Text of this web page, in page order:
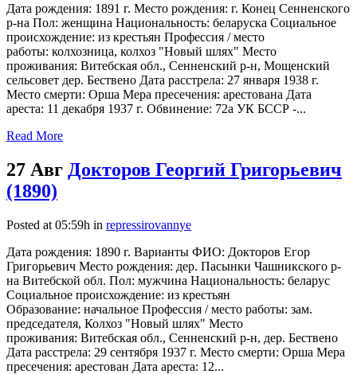
Дата рождения: 1891 г. Место рождения: г. Конец Сенненского
р-на Пол: женщина Национальность: беларуска Социальное
происхождение: из крестьян Профессия / место
работы: колхозница, колхоз "Новый шлях" Место
проживания: Витебская обл., Сенненский р-н, Мощенский
сельсовет дер. Бествено Дата расстрела: 27 января 1938 г.
Место смерти: Орша Мера пресечения: арестована Дата
ареста: 11 декабря 1937 г. Обвинение: 72а УК БССР -...
Read More
27 Авг Докторов Георгий Григорьевич
(1890)
Posted at 05:59h in repressirovannye
Дата рождения: 1890 г. Варианты ФИО: Докторов Егор
Григорьевич Место рождения: дер. Пасынки Чашникского р-
на Витебской обл. Пол: мужчина Национальность: беларус
Социальное происхождение: из крестьян
Образование: начальное Профессия / место работы: зам.
председателя, Колхоз "Новый шлях" Место
проживания: Витебская обл., Сенненский р-н, дер. Бествено
Дата расстрела: 29 сентября 1937 г. Место смерти: Орша Мера
пресечения: арестован Дата ареста: 12...